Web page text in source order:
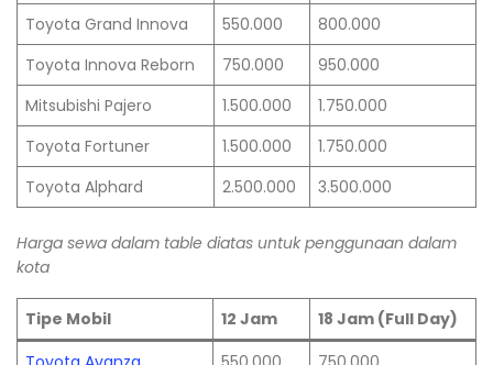
Toyota Grand Innova
550.000
800.000
Toyota Innova Reborn
750.000
950.000
Mitsubishi Pajero
1.500.000
1.750.000
Toyota Fortuner
1.500.000
1.750.000
Toyota Alphard
2.500.000 3.500.000
Harga sewa dalam table diatas untuk penggunaan dalam
kota
Tipe Mobil 12 Jam
18 Jam (Full Day)